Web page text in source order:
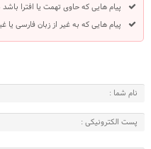
پیام هایی که حاوی تهمت یا افترا
پیام هایی که به غیر از زبان فارسی